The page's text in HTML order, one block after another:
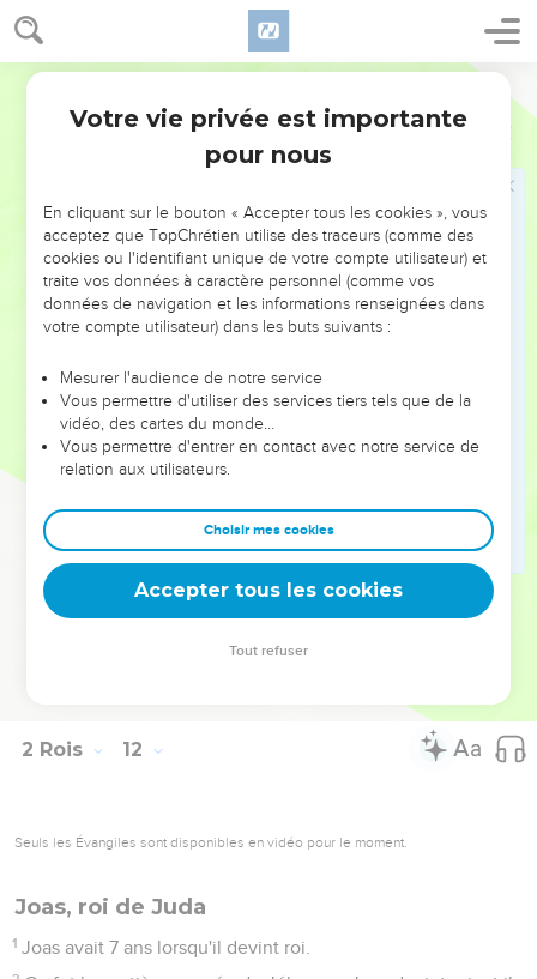
2 Rois 11
une conspiration ! »
Alors le prêtre Jehojada donna cet ordre aux chefs de
centaines qui étaient à la tête de l'armée : « Faites-la sortir
des rangs et tuez par l'épée toute personne qui la suivra. »
En effet, le prêtre avait interdit qu'elle soit mise à mort dans
On l’entraîna de force et elle arriva au palais royal par
l'entrée des chevaux. C'est là qu'elle fut mise à mort.
Jehojada conclut entre l'Eternel, le roi et le peuple une
alliance par laquelle ils devaient être le peuple de l'Eternel ;
il établit aussi une alliance entre le roi et le peuple.
démolirent, brisèrent entièrement ses autels et ses statues,
et ils tuèrent Matthan, le prêtre de Baal, devant les autels. Le
prêtre Jehojada établit des surveillants chargés de la maison
de l'Eternel.
Il prit les chefs de centaines, les Kéréthiens et les gardes,
ainsi que tout le peuple du pays, et ils firent descendre le roi
de la maison de l'Eternel. Ils entrèrent dans le palais royal par
la porte des gardes et Joas s'assit sur le trône royal.
2 Rois 12
Seuls les Évangiles sont disponibles en vidéo pour le moment.
Joas, roi de Juda
1 Joas avait 7 ans lorsqu'il devint roi.
Votre vie privée est importante
pour nous
En cliquant sur le bouton « Accepter tous les cookies », vous
acceptez que TopChrétien utilise des traceurs (comme des
cookies ou l'identifiant unique de votre compte utilisateur) et
traite vos données à caractère personnel (comme vos
données de navigation et les informations renseignées dans
votre compte utilisateur) dans les buts suivants :
Mesurer l'audience de notre service
Vous permettre d'utiliser des services tiers tels que de la
vidéo, des cartes du monde…
Vous permettre d'entrer en contact avec notre service de
relation aux utilisateurs.
Choisir mes cookies
Accepter tous les cookies
Tout refuser